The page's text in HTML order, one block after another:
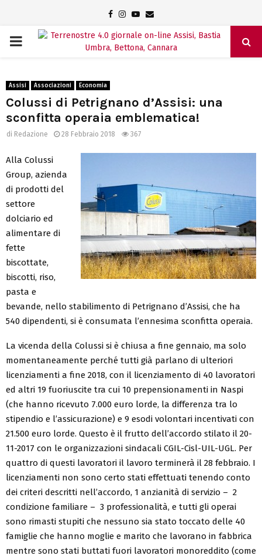
Facebook
Instagram
Youtube
Email
PRIMARY
Assisi Associazioni Economia
Colussi di Petrignano d’Assisi: una
sconfitta operaia emblematica!
di Redazione 28 Febbraio 2018 367
Alla Colussi
Group, azienda
di prodotti del
settore
dolciario ed
alimentare di
fette
biscottate,
biscotti, riso,
pasta e
bevande, nello stabilimento di Petrignano d’Assisi, che ha
540 dipendenti, si è consumata l’ennesima sconfitta operaia.
La vicenda della Colussi si è chiusa a fine gennaio, ma solo
momentaneamente perché tutti già parlano di ulteriori
licenziamenti a fine 2018, con il licenziamento di 40 lavoratori
ed altri 19 fuoriuscite tra cui 10 prepensionamenti in Naspi
(che hanno ricevuto 7.000 euro lorde, la differenza tra lo
stipendio e l’assicurazione) e 9 esodi volontari incentivati con
21.500 euro lorde. Questo è il frutto dell’accordo stilato il 20-
11-2017 con le organizzazioni sindacali CGIL-Cisl-UIL-UGL. Per
quattro di questi lavoratori il lavoro terminerà il 28 febbraio. I
licenziamenti non sono certo stati effettuati tenendo conto
dei criteri descritti nell’accordo, 1 anzianità di servizio – 2
condizione familiare – 3 professionalità, e tutti gli operai
sono rimasti stupiti che nessuno sia stato toccato delle 40
famiglie che hanno moglie e marito che lavorano in fabbrica
mentre sono stati buttati fuori lavoratori monoreddito (come